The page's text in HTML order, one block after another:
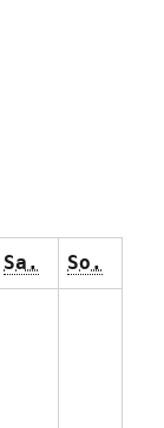
Sa. Samstag
So.